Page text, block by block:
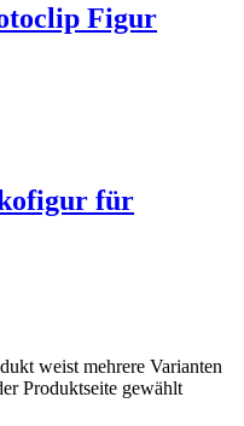
Figur
für
weist mehrere Varianten
Produktseite gewählt